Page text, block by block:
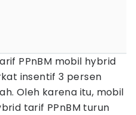
PPnBM mobil hybrid
insentif 3 persen
Oleh karena itu, mobil
tarif PPnBM turun